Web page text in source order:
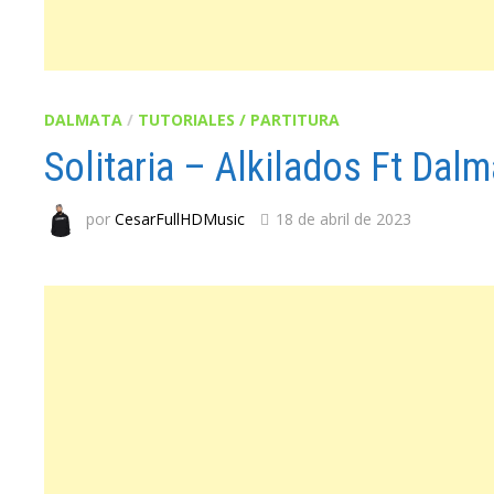
DALMATA / TUTORIALES / PARTITURA
Solitaria – Alkilados Ft
porCesarFullHDMusic 18 de abril de 2023